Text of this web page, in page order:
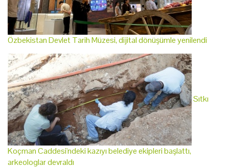
Özbekistan Devlet Tarih Müzesi, dijital dönüşümle yenilendi
Sıtkı
Koçman Caddesi'ndeki kazıyı belediye ekipleri başlattı,
arkeologlar devraldı